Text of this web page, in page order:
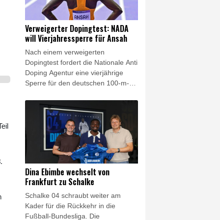
auffordern."
Verweigerter Dopingtest: NADA
will Vierjahressperre für Ansah
Nach einem verweigerten
Dopingtest fordert die Nationale Anti
Doping Agentur eine vierjährige
Sperre für den deutschen 100-m-
Sanktionsvorschlag teilte die NADA
am Freitag mit. Wird er akzeptiert,
reduziert sich die Dauer
automatisch auf drei Jahre.
Dina Ebimbe wechselt von
Frankfurt zu Schalke
Schalke 04 schraubt weiter am
Kader für die Rückkehr in die
Fußball-Bundesliga. Die